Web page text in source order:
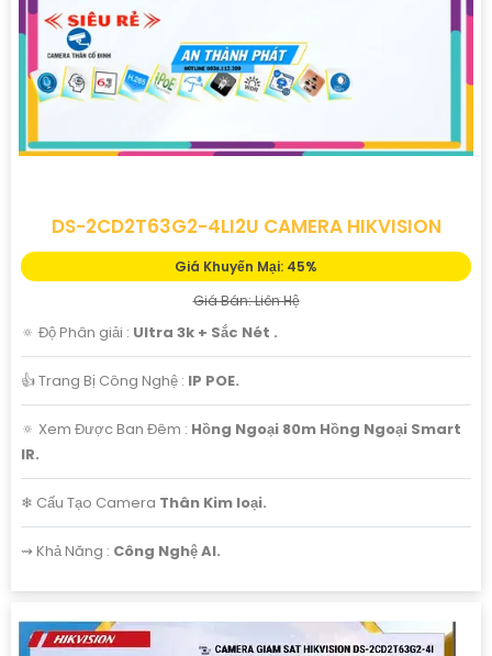
DS-2CD2T63G2-4LI2U CAMERA HIKVISION
Giá Khuyến Mại: 45%
Giá Bán: Liên Hệ
🔅 Độ Phân giải : Ultra 3k + Sắc Nét .
👍 Trang Bị Công Nghệ : IP POE.
🔅 Xem Được Ban Đêm : Hồng Ngoại 80m Hồng Ngoại Smart
IR.
❄ Cấu Tạo Camera Thân Kim loại.
️⇝ Khả Năng : Công Nghệ AI.